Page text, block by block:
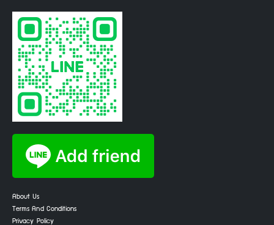
About Us
Terms And Conditions
Privacy Policy